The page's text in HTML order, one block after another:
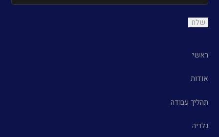
ראשי
אודות
תהליך עבודה
גלריה